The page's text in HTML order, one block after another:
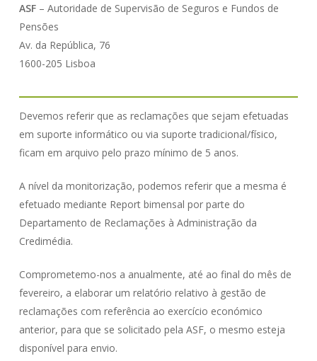
ASF– Autoridade de Supervisão de Seguros e Fundos de
Pensões
Av. da República, 76
1600-205 Lisboa
Devemos referir que as reclamações que sejam efetuadas
em suporte informático ou via suporte tradicional/físico,
ficam em arquivo pelo prazo mínimo de 5 anos.
A nível da monitorização, podemos referir que a mesma é
efetuado mediante Report bimensal por parte do
Departamento de Reclamações à Administração da
Credimédia.
Comprometemo-nos a anualmente, até ao final do mês de
fevereiro, a elaborar um relatório relativo à gestão de
reclamações com referência ao exercício económico
anterior, para que se solicitado pela ASF, o mesmo esteja
disponível para envio.